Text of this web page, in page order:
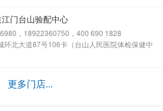
门台山验配中心
，18922360750，400 690 1828
环北大道87号106卡（台山人民医院体检保健中
更多门店...